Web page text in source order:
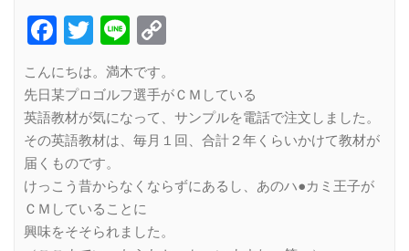
Facebook
Twitter
Line
こんにちは。満木です。
先日某プロゴルフ選手がＣＭしている
英語教材が気になって、サンプルを電話で注文しました。
その英語教材は、毎月１回、合計２年くらいかけて教材が
届くものです。
けっこう昔からなくならずにあるし、あのハ●カミ王子が
ＣＭしていることに
興味をそそられました。